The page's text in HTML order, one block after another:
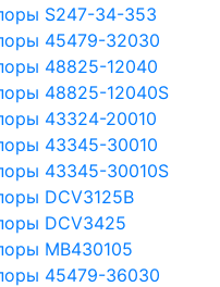
S247-34-353
45479-32030
48825-12040
48825-12040S
43324-20010
43345-30010
43345-30010S
DCV3125B
DCV3425
MB430105
45479-36030